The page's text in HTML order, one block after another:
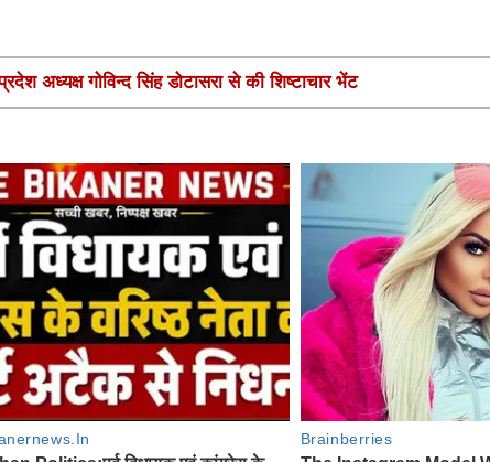
अध्यक्ष गोविन्द सिंह डोटासरा से की शिष्टाचार भेंट